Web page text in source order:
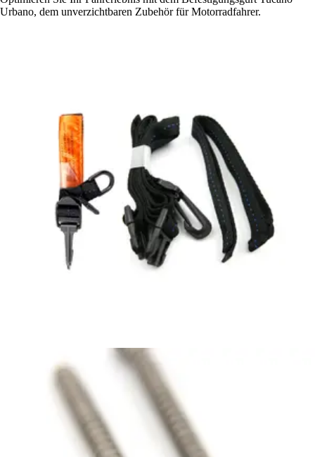
Urbano, dem unverzichtbaren Zubehör für Motorradfahrer.